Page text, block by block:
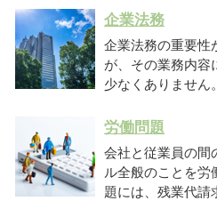
企業法務
企業法務の重要性
が、その業務内容
少なくありませ
労働問題
会社と従業員の間
ル全般のことを労
題には、残業代